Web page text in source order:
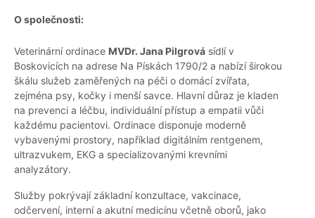
O společnosti:
Veterinární ordinace MVDr. Jana Pilgrová sídlí v
Boskovicích na adrese Na Pískách 1790/2 a nabízí širokou
škálu služeb zaměřených na péči o domácí zvířata,
zejména psy, kočky i menší savce. Hlavní důraz je kladen
na prevenci a léčbu, individuální přístup a empatii vůči
každému pacientovi. Ordinace disponuje moderně
vybavenými prostory, například digitálním rentgenem,
ultrazvukem, EKG a specializovanými krevními
analyzátory.
Služby pokrývají základní konzultace, vakcinace,
odčervení, interní a akutní medicínu včetně oborů, jako